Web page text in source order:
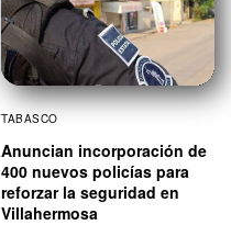
TABASCO
Anuncian incorporación de
400 nuevos policías para
reforzar la seguridad en
Villahermosa